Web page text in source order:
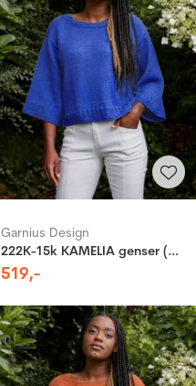
Garnius Design
222K-15k KAMELIA genser (Woolevo)
519,-